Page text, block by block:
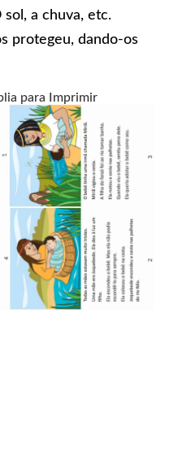
sol, a chuva, etc.
protegeu, dando-os
para Imprimir